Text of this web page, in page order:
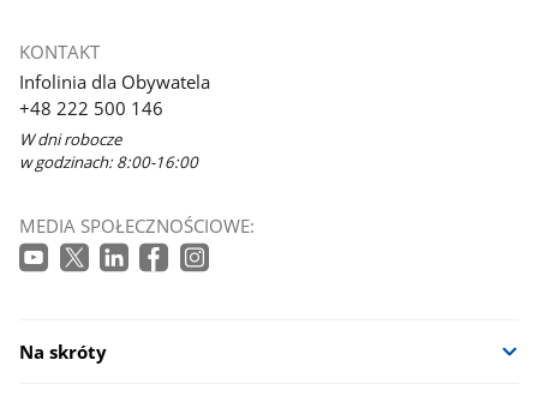
KONTAKT
Infolinia dla Obywatela
+48 222 500 146
W dni robocze
w godzinach: 8:00-16:00
MEDIA SPOŁECZNOŚCIOWE:
Na skróty